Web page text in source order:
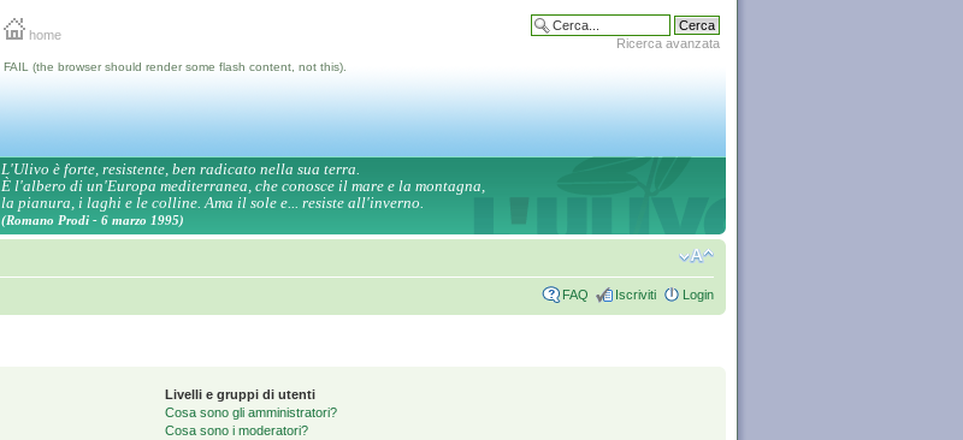
home
Ricerca avanzata
FAIL (the browser should render some flash content, not this).
L'Ulivo è forte, resistente, ben radicato nella sua terra.
È l'albero di un'Europa mediterranea, che conosce il mare e la montagna,
la pianura, i laghi e le colline. Ama il sole e... resiste all'inverno.
(Romano Prodi - 6 marzo 1995)
FAQ Iscriviti Login
Livelli e gruppi di utenti
Cosa sono gli amministratori?
Cosa sono i moderatori?